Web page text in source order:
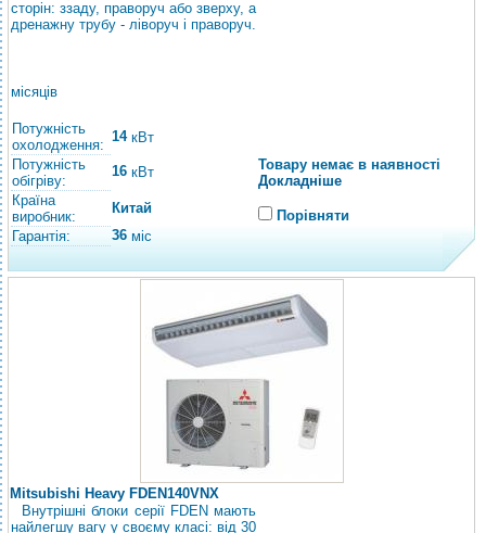
сторін: ззаду, праворуч або зверху, а
дренажну трубу - ліворуч і праворуч.
місяців
Потужність
охолодження:
14кВт
Потужність
обігріву:
16 кВт
Країна
виробник:
Китай
Гарантія:
36 міс
Товару немає в наявності
Докладніше
Порівняти
Mitsubishi Heavy FDEN140VNX
Внутрішні блоки серії FDEN мають
найлегшу вагу у своєму класі: від 30